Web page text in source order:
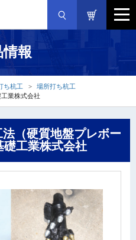
情報
ち杭工
場所打ち杭工
業株式会社
（硬質地盤プレボー
礎工業株式会社